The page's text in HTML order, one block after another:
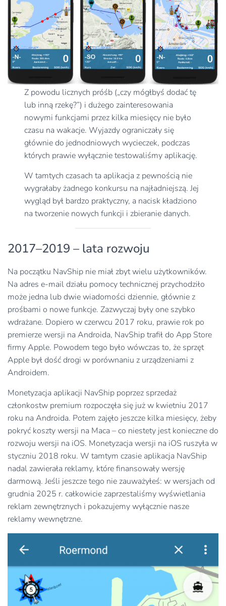
Z powodu licznych próśb („czy mógłbyś dodać tę
lub inną rzekę?”) i dużego zainteresowania
nowymi funkcjami przez kilka miesięcy nie było
czasu na wakacje. Wyjazdy ograniczały się
głównie do jednodniowych wycieczek, podczas
których prawie wyłącznie testowaliśmy aplikację.
W tamtych czasach ta aplikacja z pewnością nie
wygrałaby żadnego konkursu na najładniejszą. Jej
wygląd był bardzo praktyczny, a nacisk kładziono
na tworzenie nowych funkcji i zbieranie danych.
2017–2019 – lata rozwoju
Na początku NavShip nie miał zbyt wielu użytkowników.
Na adres e-mail działu pomocy technicznej przychodziło
może jedna lub dwie wiadomości dziennie, głównie z
prośbami o nowe funkcje. Zazwyczaj były one szybko
wdrażane. Dopiero w czerwcu 2017 roku, prawie rok po
premierze wersji na Androida, NavShip trafił do App Store
firmy Apple. Powodem tego było wówczas to, że sprzęt
Apple był dość drogi w porównaniu z urządzeniami z
Androidem.
Monetyzacja aplikacji NavShip poprzez sprzedaż
członkostw premium rozpoczęła się już w kwietniu 2017
roku na Androida. Potem zajęło jeszcze kilka miesięcy, żeby
pokryć koszty wersji na Maca – co niestety jest konieczne do
rozwoju wersji na iOS. Monetyzacja wersji na iOS ruszyła w
styczniu 2018 roku. W tamtym czasie aplikacja NavShip
nadal zawierała reklamy, które finansowały wersję
darmową. Jeśli jeszcze tego nie zauważyłeś: w wersjach od
grudnia 2025 r. całkowicie zaprzestaliśmy wyświetlania
reklam zewnętrznych i pokazujemy wyłącznie nasze
reklamy wewnętrzne.